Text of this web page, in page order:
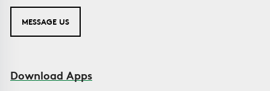
MESSAGE US
Download Apps